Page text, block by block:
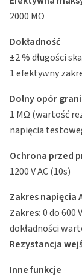
2000 MΩ
Dokładność
±2 % długości
1 efektywny
Dolny opór
1 MΩ (wartość
napięcia
Ochrona przed
1200 V AC (10s)
Zakres napięcia
Zakres:0 do 600
dokładności
Rezystancja
Inne funkcje